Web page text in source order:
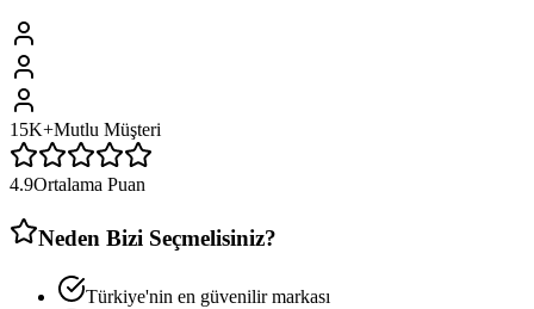
15K+Mutlu Müşteri
4.9Ortalama Puan
Neden Bizi Seçmelisiniz?
Türkiye'nin en güvenilir markası